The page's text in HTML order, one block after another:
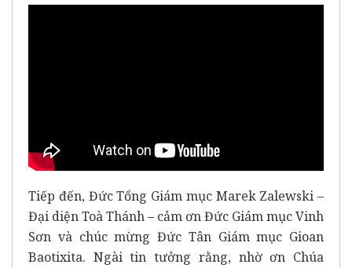
Tiếp đến, Đức Tổng Giám mục Marek Zalewski –
Đại diện Toà Thánh – cảm ơn Đức Giám mục Vinh
Sơn và chúc mừng Đức Tân Giám mục Gioan
Baotixita. Ngài tin tưởng rằng, nhờ ơn Chúa